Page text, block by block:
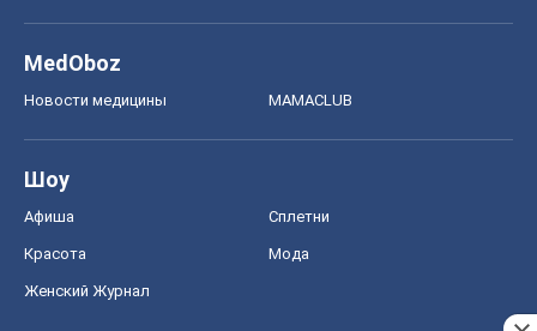
MedOboz
Новости медицины MAMACLUB
Шоу
Афиша Сплетни
Красота Мода
Женский Журнал